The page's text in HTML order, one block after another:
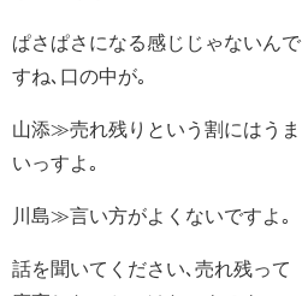
ぱさぱさになる感じじゃないんで
すね､口の中が｡
山添≫売れ残りという割にはうま
いっすよ｡
川島≫言い方がよくないですよ｡
話を聞いてください､売れ残って